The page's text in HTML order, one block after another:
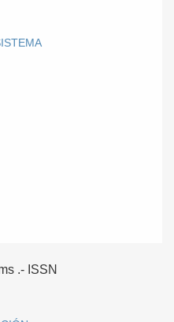
.- ISSN